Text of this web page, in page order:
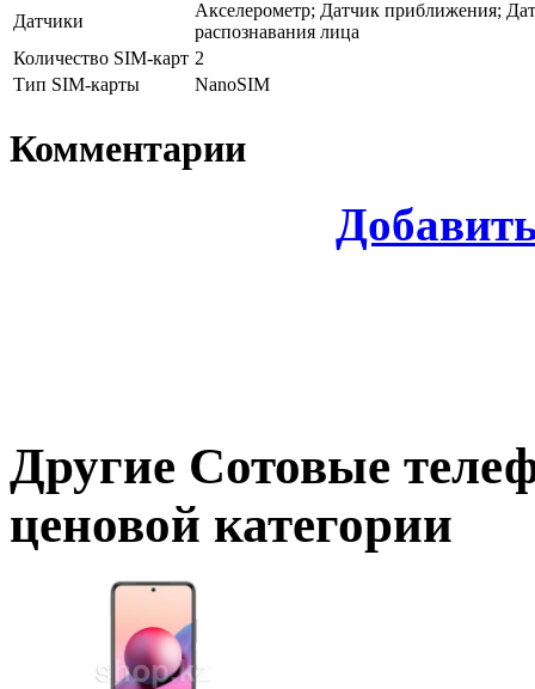
Датчики
Акселерометр; Датчик приближения;
распознавания лица
Количество SIM-карт 2
Тип SIM-карты
NanoSIM
Комментарии
Другие Сотовые
ценовой категории